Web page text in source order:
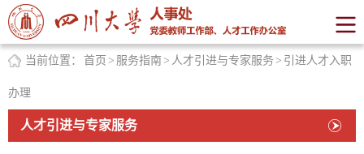
当前位置： 首页 > 服务指南 > 人才引进与专家服务 > 引进人才入职
办理
人才引进与专家服务